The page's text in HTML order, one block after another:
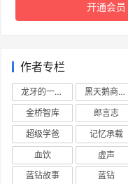
开通会员
作者专栏
龙牙的一座山 黑天鹅商业情报站
金桥智库
郎言志
超级学爸
记忆承载
血饮
虚声
蓝钻故事
蓝钻